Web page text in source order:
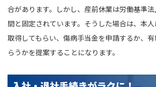
合があります。しかし、産前休業は労働基準
間と固定されています。そうした場合は、本
取得してもらい、傷病手当金を申請するか、
らうかを提案することになります。